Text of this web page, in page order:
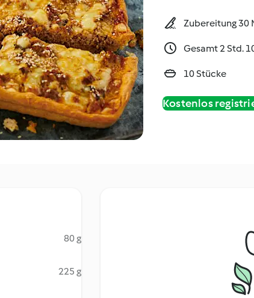
Zubereitung 30
Gesamt 2 Std.
10 Stücke
Kostenlos
80 g
225 g